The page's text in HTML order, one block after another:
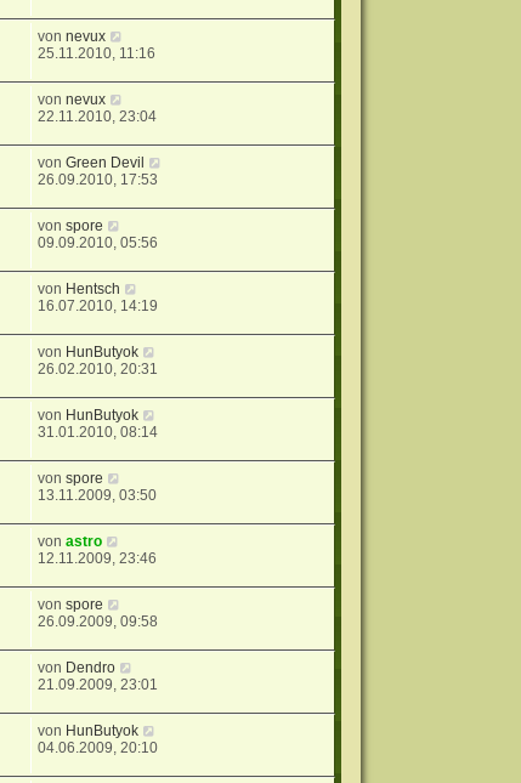
vonnevux
25.11.2010, 11:16
vonnevux
22.11.2010, 23:04
vonGreen Devil
26.09.2010, 17:53
vonspore
09.09.2010, 05:56
von Hentsch
16.07.2010, 14:19
von HunButyok
26.02.2010, 20:31
von HunButyok
31.01.2010, 08:14
vonspore
13.11.2009, 03:50
vonastro
12.11.2009, 23:46
vonspore
26.09.2009, 09:58
von Dendro
21.09.2009, 23:01
von HunButyok
04.06.2009, 20:10